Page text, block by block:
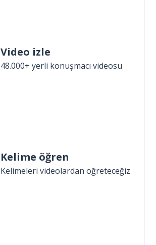
Video izle
48.000+ yerli konuşmacı videosu
Kelime öğren
Kelimeleri videolardan öğreteceğiz